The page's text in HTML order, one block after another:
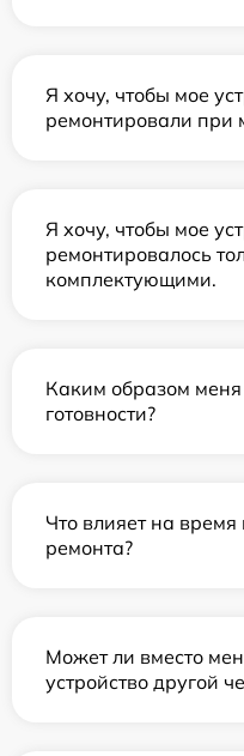
Я хочу, чтобы мое
ремонтировали при
Я хочу, чтобы мое
ремонтировалось
комплектующими.
Каким образом меня
готовности?
Что влияет на
ремонта?
Может ли вместо
устройство другой